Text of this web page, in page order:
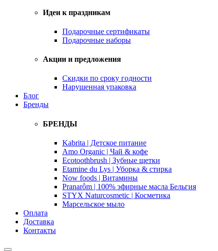
Идеи к праздникам
Подарочные сертификаты
Подарочные наборы
Акции и предложения
Скидки по сроку годности
Нарушенная упаковка
Блог
Бренды
БРЕНДЫ
Kabrita | Детское питание
Amo Organic | Чай & кофе
Ecotoothbrush | Зубные щетки
Etamine du Lys | Уборка & стирка
Now foods | Витамины
Pranarôm | 100% эфирные масла Бельгия
STYX Naturcosmetic | Косметика
Марсельское мыло
Оплата
Доставка
Контакты